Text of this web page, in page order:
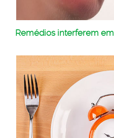
Remédios interferem